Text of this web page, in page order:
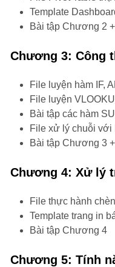
Template
Bài tập Chương 2
Chương 3: Công
File luyện hàm IF,
File luyện
Bài tập các hàm
File xử lý chuỗi với
Bài tập Chương 3
Chương 4: Xử lý
File thực hành
Template trang in
Bài tập Chương 4
Chương 5: Tính